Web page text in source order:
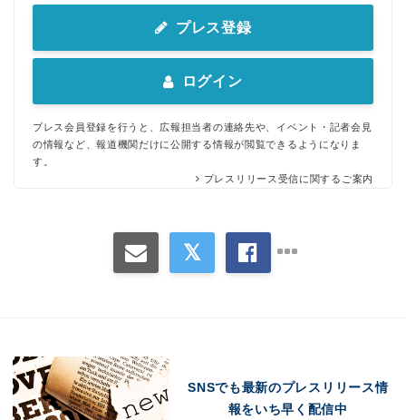
プレス登録
ログイン
プレス会員登録を行うと、広報担当者の連絡先や、イベント・記者会見
の情報など、報道機関だけに公開する情報が閲覧できるようになりま
す。
プレスリリース受信に関するご案内
SNSでも最新のプレスリリース情
報をいち早く配信中